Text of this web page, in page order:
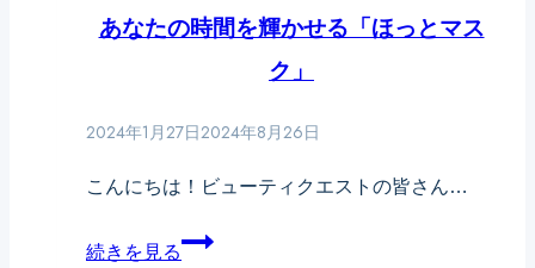
待
新
製
「美
あなたの時間を輝かせる「ほっとマス
ク」
2024年1月27日2024年8月26日
こんにちは！ビューティクエストの皆さん…
続きを見る冬